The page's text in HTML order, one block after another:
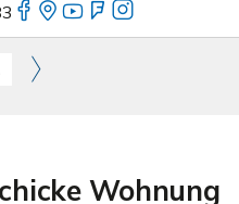
Wohnung